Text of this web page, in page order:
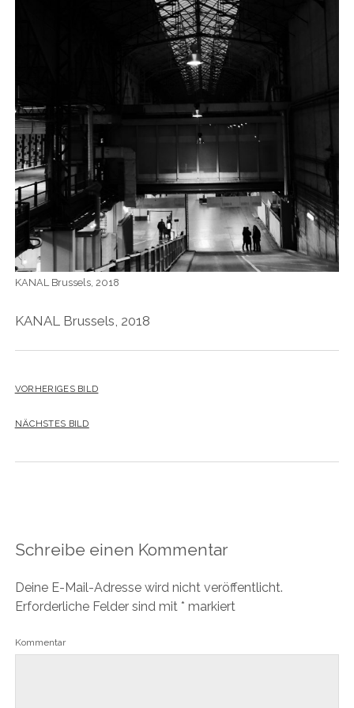
KANAL Brussels, 2018
KANAL Brussels, 2018
VORHERIGES BILD
NÄCHSTES BILD
Schreibe einen Kommentar
Deine E-Mail-Adresse wird nicht veröffentlicht.
Erforderliche Felder sind mit * markiert
Kommentar